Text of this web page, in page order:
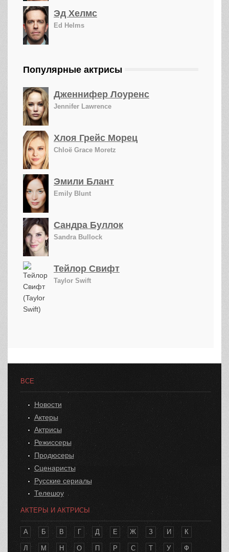
Эд Хелмс
Ed Helms
Популярные актрисы
Дженнифер Лоуренс
Jennifer Lawrence
Хлоя Грейс Морец
Chloë Grace Moretz
Эмили Блант
Emily Blunt
Сандра Буллок
Sandra Bullock
Тейлор Свифт
Taylor Swift
ВСЕ
Новости
Актеры
Актрисы
Режиссеры
Продюсеры
Сценаристы
Русские сериалы
Телешоу
АКТЕРЫ И АКТРИСЫ
А Б В Г Д Е Ж З И К
Л М Н О П Р С Т У Ф